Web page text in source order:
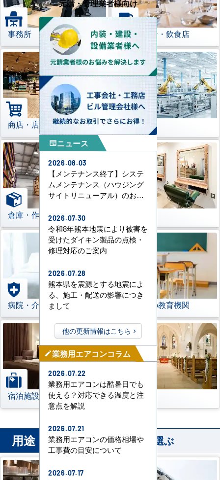
事務所 レストラン・飲食店
商店・店舗 工場
倉庫・作業場
病院・介護施設 学校などの教育機関
宿泊施設 その他
用途 から業務用エアコンを選ぶ
元請・管理業者様向け
newspaperニュース
2026.08.03
【メンテナンス終了】システ
ムメンテナンス（ハウジング
サイトリニューアル）のお知
2026.07.30
令和8年熊本地震により被害を
受けたダイキン製品の点検・
修理対応のご案内
2026.07.28
熊本県を震源とする地震によ
る、施工・配送の影響につき
まして
他の更新情報はこちら
mode_edit業務用エアコンコラム
2026.07.22
業務用エアコンは酷暑日でも
使える？対応できる温度と注
意点を解説
2026.07.21
業務用エアコンの価格相場や
工事費の目安について
2026.07.17